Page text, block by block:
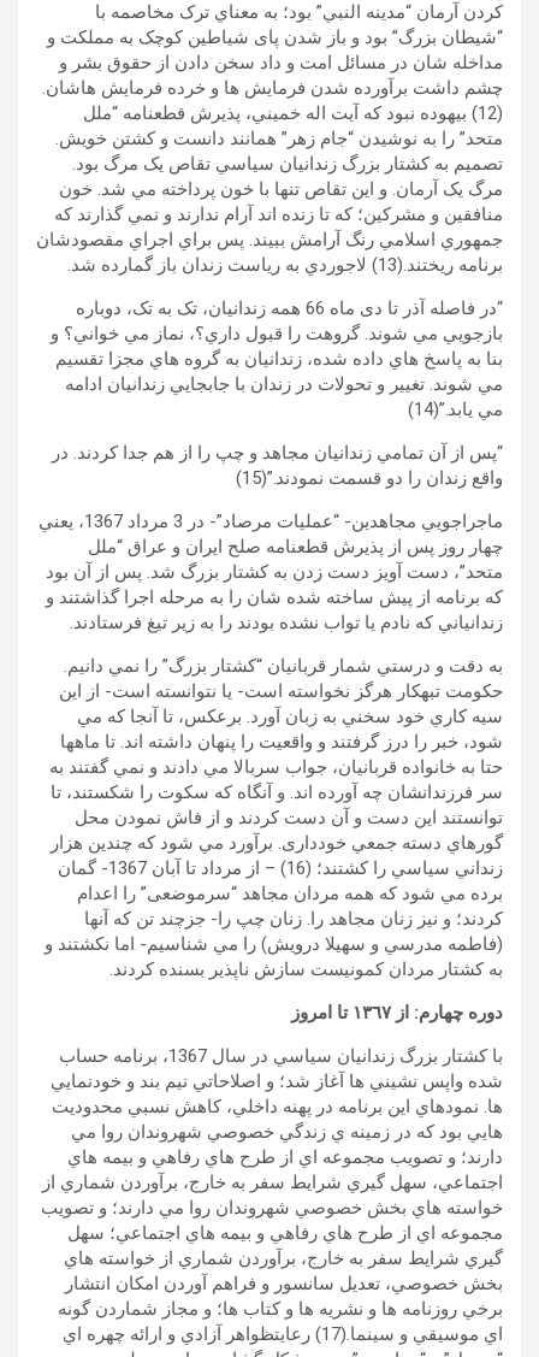
کردن آرمان “مدينه النبي” بود؛ به معناي ترک مخاصمه با
“شيطان بزرگ” بود و باز شدن پای شياطين کوچک به مملکت و
مداخله شان در مسائل امت و داد سخن دادن از حقوق بشر و
چشم داشت برآورده شدن فرمايش ها و خرده فرمايش هاشان.
(12) بيهوده نبود که آیت اله خميني، پذيرش قطعنامه “ملل
متحد” را به نوشيدن “جام زهر” همانند دانست و کشتن خويش.
تصميم به کشتار بزرگ زندانيان سياسي تقاص يک مرگ بود.
مرگ يک آرمان. و اين تقاص تنها با خون پرداخته مي شد. خون
منافقين و مشرکين؛ که تا زنده اند آرام ندارند و نمي گذارند که
جمهوري اسلامي رنگ آرامش ببيند. پس براي اجراي مقصودشان
برنامه ريختند.(13) لاجوردي به رياست زندان باز گمارده شد.
“در فاصله آذر تا دی ماه 66 همه زندانيان، تک به تک، دوباره
بازجويي مي شوند. گروهت را قبول داري؟، نماز مي خواني؟ و
بنا به پاسخ هاي داده شده، زندانيان به گروه هاي مجزا تقسيم
مي شوند. تغيير و تحولات در زندان با جابجايي زندانيان ادامه
مي يابد.”(14)
“پس از آن تمامي زندانيان مجاهد و چپ را از هم جدا کردند. در
واقع زندان را دو قسمت نمودند.”(15)
ماجراجويي مجاهدين- “عمليات مرصاد”- در 3 مرداد 1367، يعني
چهار روز پس از پذيرش قطعنامه صلح ايران و عراق “ملل
متحد”، دست آويز دست زدن به کشتار بزرگ شد. پس از آن بود
که برنامه از پيش ساخته شده شان را به مرحله اجرا گذاشتند و
زندانياني که نادم يا تواب نشده بودند را به زير تيغ فرستادند.
به دقت و درستي شمار قربانيان “کشتار بزرگ” را نمي دانيم.
حکومت تبهکار هرگز نخواسته است- يا نتوانسته است- از اين
سيه کاري خود سخني به زبان آورد. برعکس، تا آنجا که مي
شود، خبر را درز گرفتند و واقعيت را پنهان داشته اند. تا ماهها
حتا به خانواده قربانيان، جواب سربالا مي دادند و نمي گفتند به
سر فرزندانشان چه آورده اند. و آنگاه که سکوت را شکستند، تا
توانستند اين دست و آن دست کردند و از فاش نمودن محل
گورهاي دسته جمعي خودداری. برآورد مي شود که چندين هزار
زنداني سياسي را کشتند؛ (16) – از مرداد تا آبان 1367- گمان
برده مي شود که همه مردان مجاهد “سرموضعی” را اعدام
کردند؛ و نیز زنان مجاهد را. زنان چپ را- جزچند تن که آنها
(فاطمه مدرسي و سهيلا درويش) را مي شناسيم- اما نکشتند و
به کشتار مردان کمونيست سازش ناپذير بسنده کردند.
دوره چهارم: از ١٣٦٧ تا امروز
با کشتار بزرگ زندانيان سياسي در سال 1367، برنامه حساب
شده واپس نشيني ها آغاز شد؛ و اصلاحاتي نيم بند و خودنمايي
ها. نمودهاي اين برنامه در پهنه داخلي، کاهش نسبي محدوديت
هايي بود که در زمينه ي زندگي خصوصي شهروندان روا مي
دارند؛ و تصويب مجموعه اي از طرح هاي رفاهي و بيمه هاي
اجتماعي، سهل گيري شرايط سفر به خارج، برآوردن شماري از
خواسته هاي بخش خصوصي شهروندان روا مي دارند؛ و تصويب
مجموعه اي از طرح هاي رفاهي و بيمه هاي اجتماعي؛ سهل
گيري شرايط سفر به خارج، برآوردن شماري از خواسته هاي
بخش خصوصي، تعديل سانسور و فراهم آوردن امکان انتشار
برخي روزنامه ها و نشريه ها و کتاب ها؛ و مجاز شماردن گونه
اي موسيقي و سينما.(17) رعايتظواهر آزادي و ارائه چهره اي